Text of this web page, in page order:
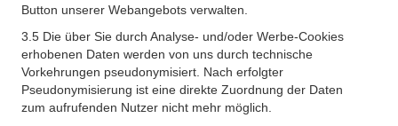
Button unserer Webangebots verwalten.
3.5 Die über Sie durch Analyse- und/oder Werbe-Cookies
erhobenen Daten werden von uns durch technische
Vorkehrungen pseudonymisiert. Nach erfolgter
Pseudonymisierung ist eine direkte Zuordnung der Daten
zum aufrufenden Nutzer nicht mehr möglich.